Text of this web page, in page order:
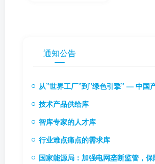
通知公告
从”世界工厂”到”绿色引擎” — 中国产业低碳转型的实
技术产品供给库
智库专家的人才库
行业难点痛点的需求库
国家能源局：加强电网垄断监管，保障新能源和新型